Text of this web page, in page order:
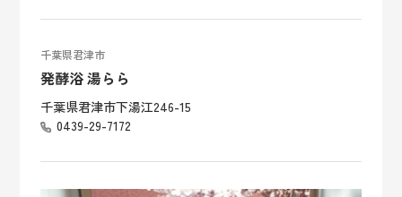
千葉県君津市
発酵浴 湯らら
千葉県君津市下湯江246-15
0439-29-7172